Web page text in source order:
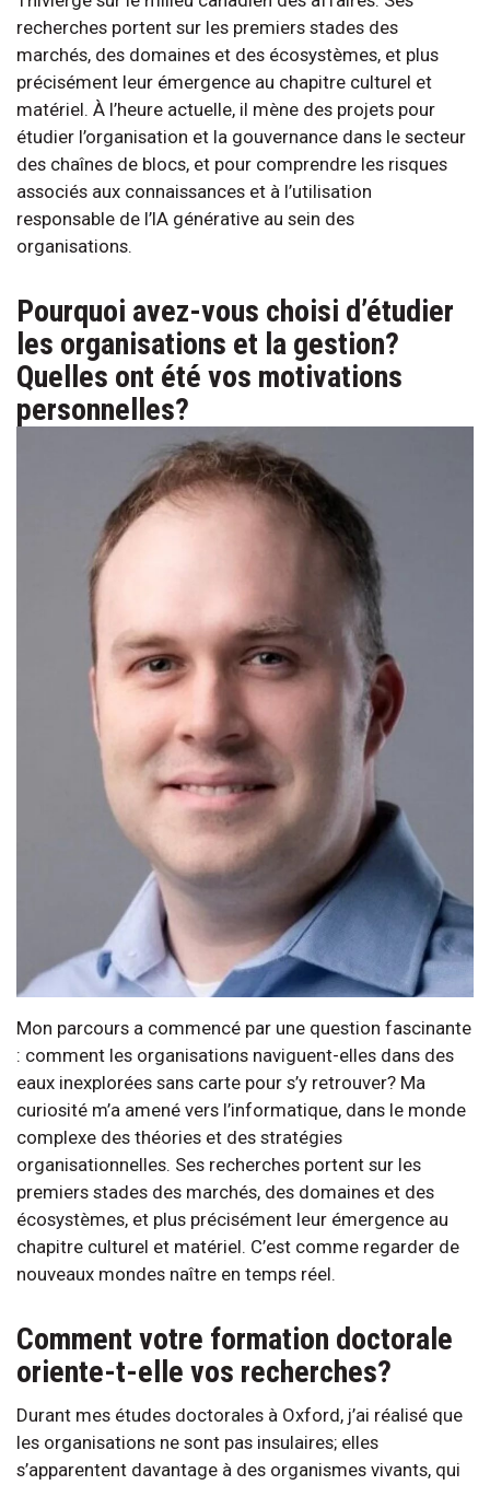
recherches portent sur les premiers stades des
marchés, des domaines et des écosystèmes, et plus
précisément leur émergence au chapitre culturel et
matériel. À l’heure actuelle, il mène des projets pour
étudier l’organisation et la gouvernance dans le secteur
des chaînes de blocs, et pour comprendre les risques
associés aux connaissances et à l’utilisation
responsable de l’IA générative au sein des
organisations.
Pourquoi avez-vous choisi d’étudier
les organisations et la gestion?
Quelles ont été vos motivations
personnelles?
Mon parcours a commencé par une question fascinante
: comment les organisations naviguent-elles dans des
eaux inexplorées sans carte pour s’y retrouver? Ma
curiosité m’a amené vers l’informatique, dans le monde
complexe des théories et des stratégies
organisationnelles. Ses recherches portent sur les
premiers stades des marchés, des domaines et des
écosystèmes, et plus précisément leur émergence au
chapitre culturel et matériel. C’est comme regarder de
nouveaux mondes naître en temps réel.
Comment votre formation doctorale
oriente-t-elle vos recherches?
Durant mes études doctorales à Oxford, j’ai réalisé que
les organisations ne sont pas insulaires; elles
s’apparentent davantage à des organismes vivants, qui